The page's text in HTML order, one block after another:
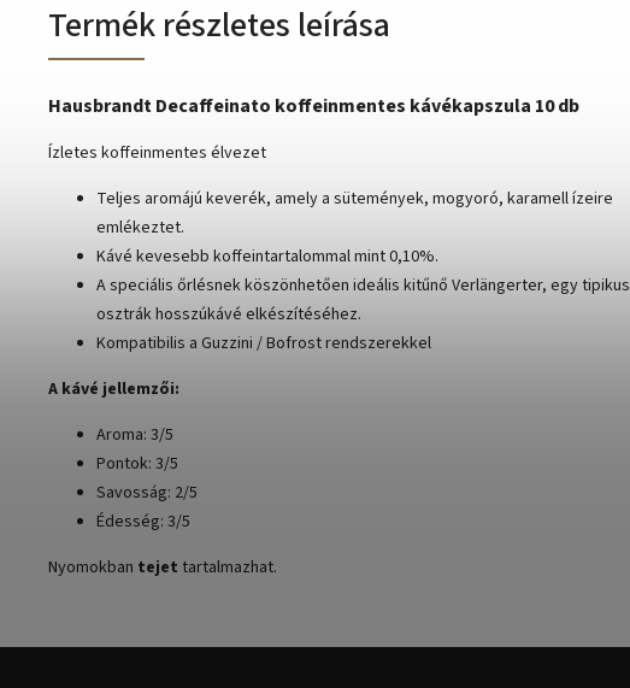
Termék részletes leírása
Hausbrandt Decaffeinato koffeinmentes kávékapszula 10 db
Ízletes koffeinmentes élvezet
Teljes aromájú keverék, amely a sütemények, mogyoró, karamell ízeire
emlékeztet.
Kávé kevesebb koffeintartalommal mint 0,10%.
A speciális őrlésnek köszönhetően ideális kitűnő Verlängerter, egy tipikus
osztrák hosszúkávé elkészítéséhez.
Kompatibilis a Guzzini / Bofrost rendszerekkel
A kávé jellemzői:
Aroma: 3/5
Pontok: 3/5
Savosság: 2/5
Édesség: 3/5
Nyomokban tejet tartalmazhat.